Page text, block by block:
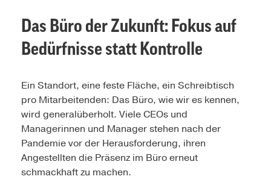
Das Büro der Zukunft: Fokus auf
Bedürfnisse statt Kontrolle
Ein Standort, eine feste Fläche, ein Schreibtisch
pro Mitarbeitenden: Das Büro, wie wir es kennen,
wird generalüberholt. Viele CEOs und
Managerinnen und Manager stehen nach der
Pandemie vor der Herausforderung, ihren
Angestellten die Präsenz im Büro erneut
schmackhaft zu machen.